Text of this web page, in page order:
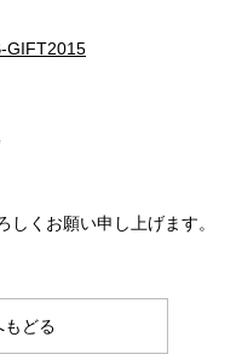
GIFT2015
くお願い申し上げます。
もどる